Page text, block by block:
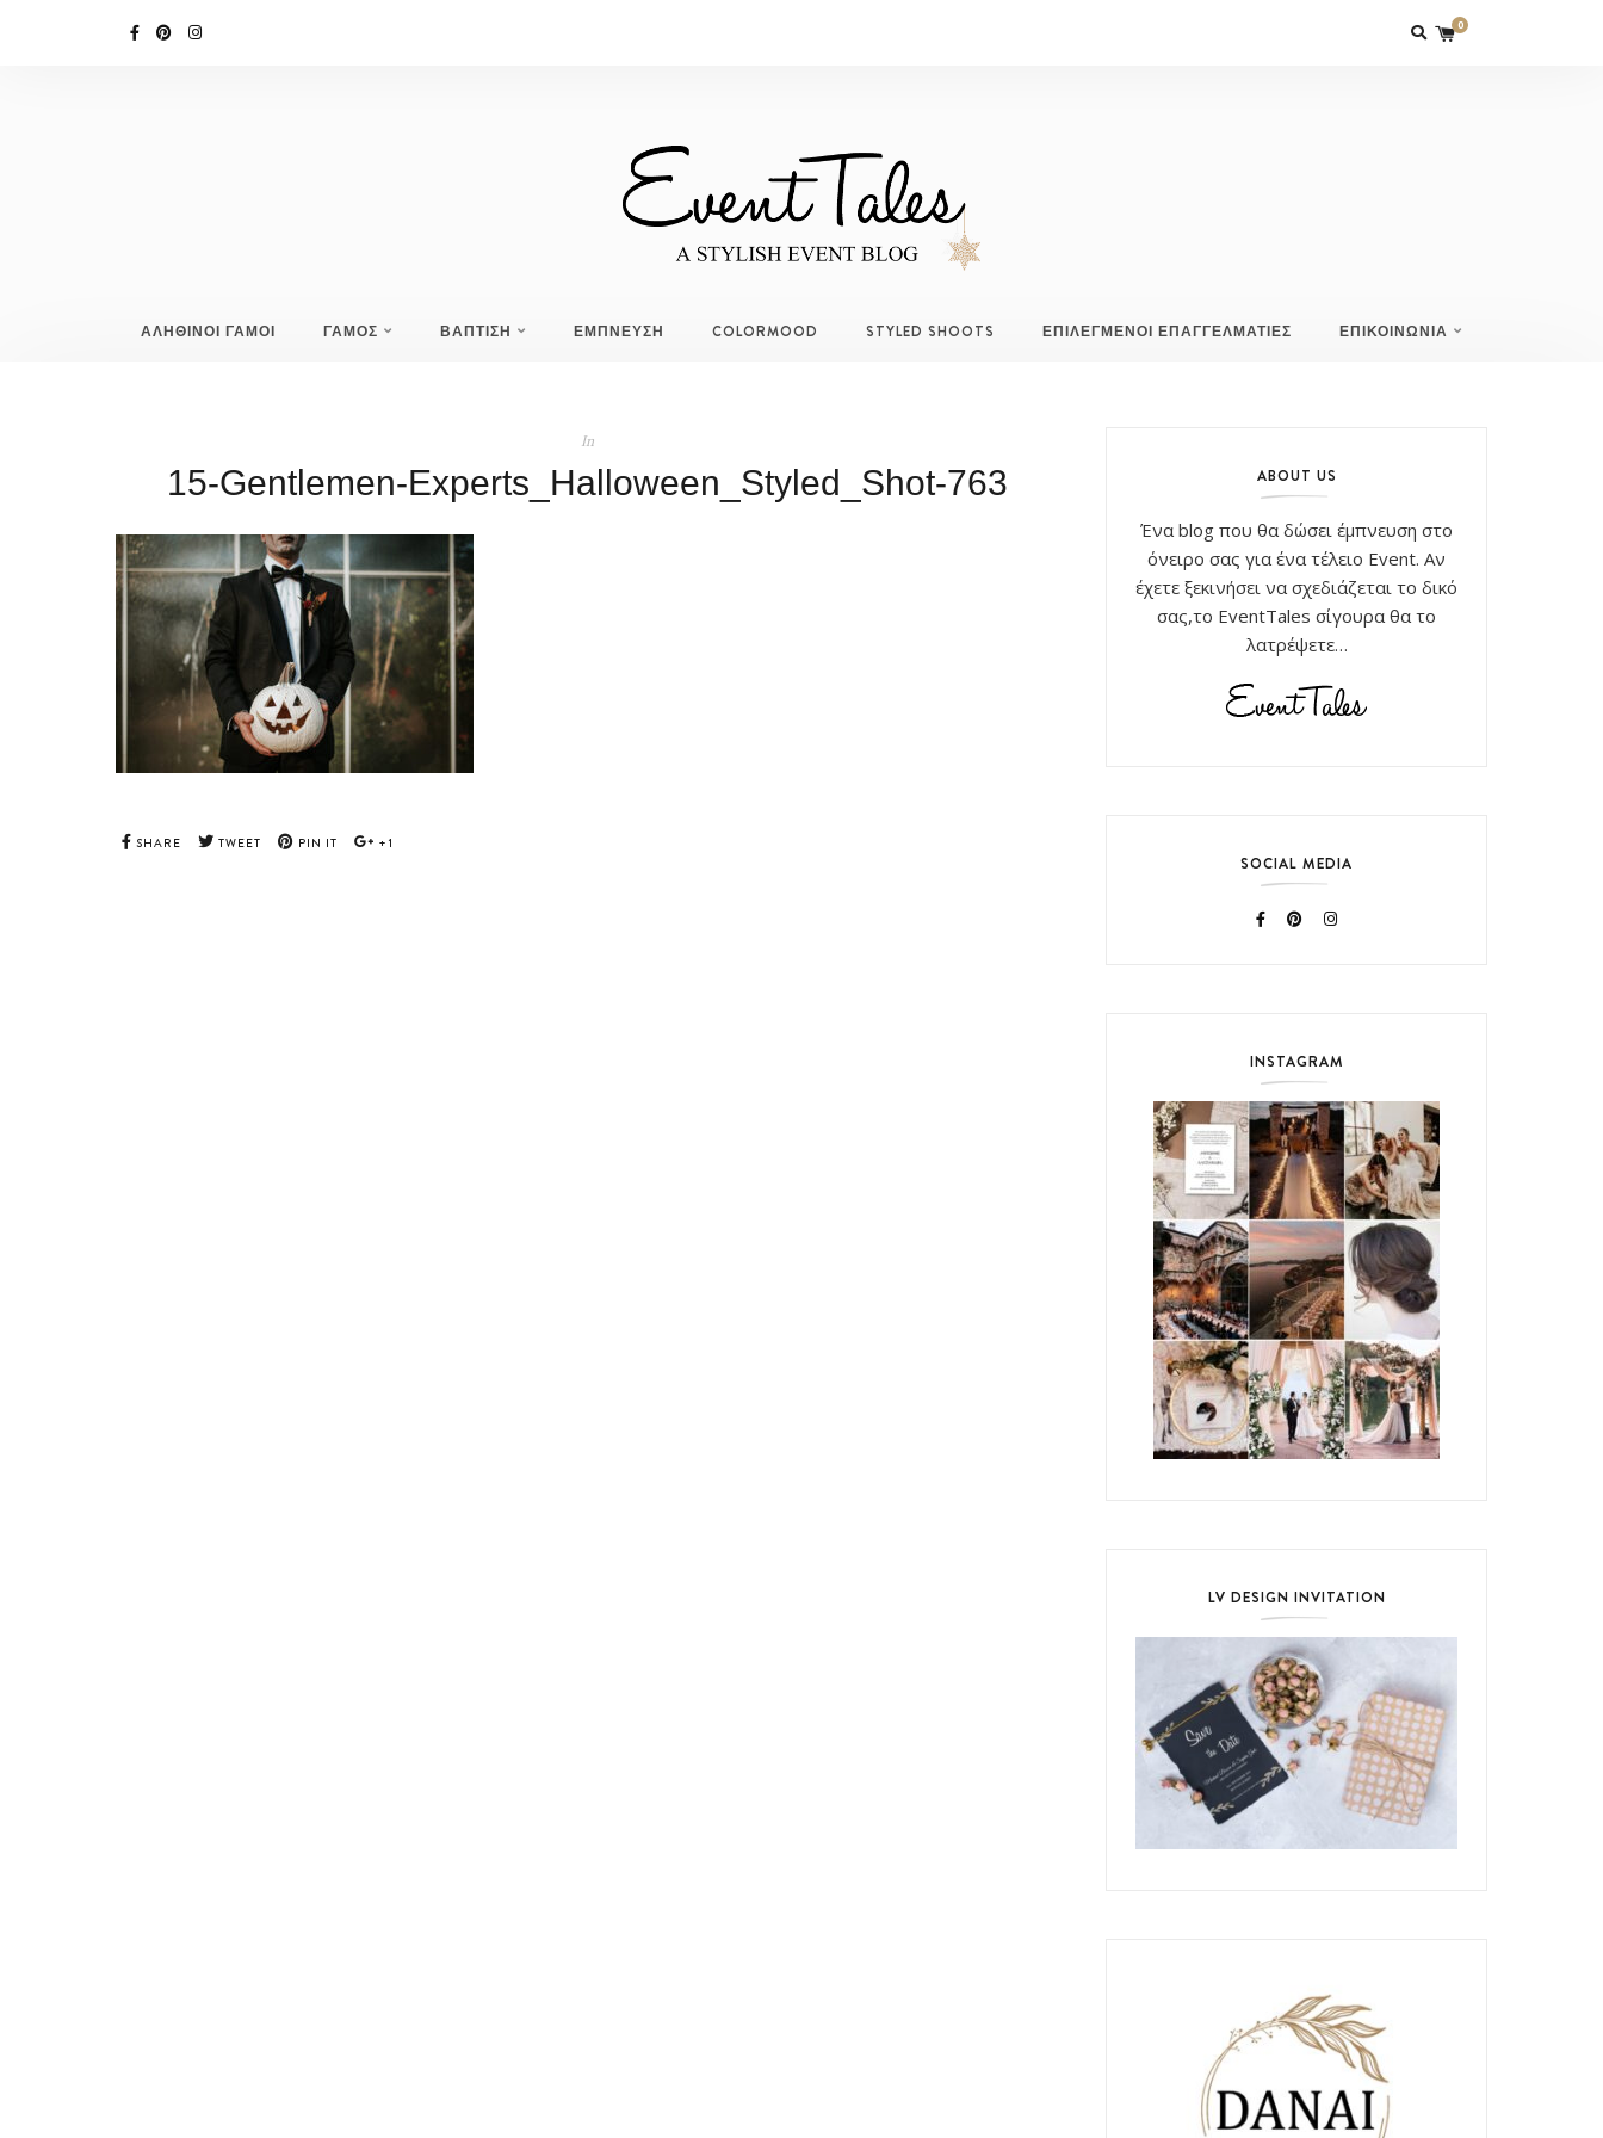
0
ΑΛΗΘΙΝΟΙ ΓΑΜΟΙ ΓΑΜΟΣ ΒΑΠΤΙΣΗ ΕΜΠΝΕΥΣΗ COLORMOOD STYLED SHOOTS ΕΠΙΛΕΓΜΕΝΟΙ ΕΠΑΓΓΕΛΜΑΤΙΕΣ ΕΠΙΚΟΙΝΩΝΙΑ
In
15-Gentlemen-Experts_Halloween_Styled_Shot-763
SHARE TWEET PIN IT +1
ABOUT US
Ένα blog που θα δώσει έμπνευση στο
όνειρο σας για ένα τέλειο Event. Αν
έχετε ξεκινήσει να σχεδιάζεται το δικό
σας,το EventTales σίγουρα θα το
λατρέψετε…
SOCIAL MEDIA
INSTAGRAM
LV DESIGN INVITATION